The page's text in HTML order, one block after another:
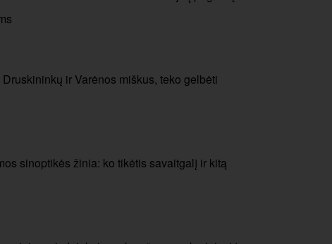
ir Varėnos miškus, teko gelbėti
sinoptikės žinia: ko tikėtis savaitgalį ir kitą